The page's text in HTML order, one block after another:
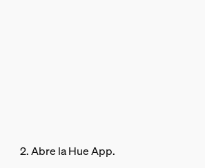
2. Abre la Hue App.